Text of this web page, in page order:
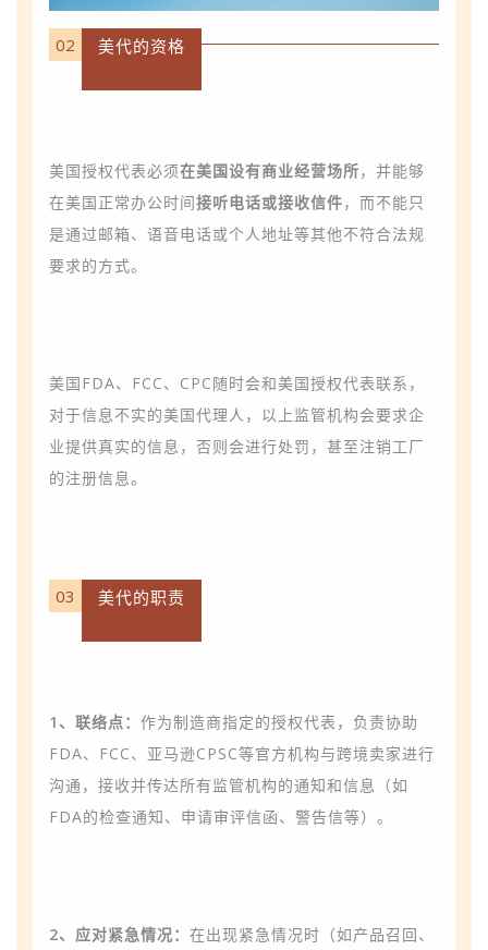
02 美代的资格
美国授权代表必须在美国设有商业经营场所，并能够
在美国正常办公时间接听电话或接收信件，而不能只
是通过邮箱、语音电话或个人地址等其他不符合法规
要求的方式。
美国FDA、FCC、CPC随时会和美国授权代表联系，
对于信息不实的美国代理人，以上监管机构会要求企
业提供真实的信息，否则会进行处罚，甚至注销工厂
的注册信息。
03 美代的职责
1、联络点： 作为制造商指定的授权代表，负责协助
FDA、FCC、亚马逊CPSC等官方机构与跨境卖家进行
沟通，接收并传达所有监管机构的通知和信息（如
FDA的检查通知、申请审评信函、警告信等）。
2、应对紧急情况： 在出现紧急情况时（如产品召回、